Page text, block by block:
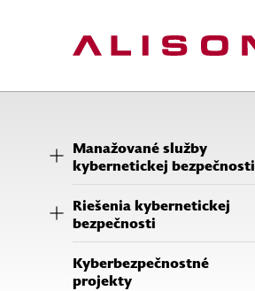
Manažované služby
kybernetickej bezpečnosti
Riešenia kybernetickej
bezpečnosti
Kyberbezpečnostné
projekty